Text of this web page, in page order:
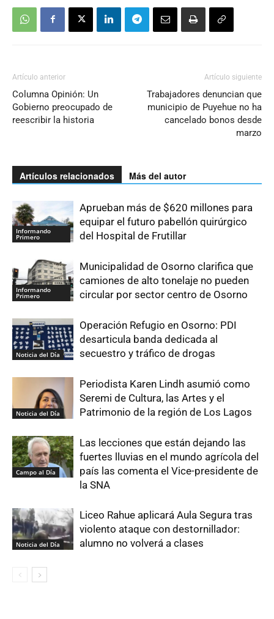
Artículo anterior
Columna Opinión: Un
Gobierno preocupado de
reescribir la historia
Artículo siguiente
Trabajadores denuncian que
municipio de Puyehue no ha
cancelado bonos desde
marzo
Artículos relacionados Más del autor
Informando
Primero
Aprueban más de $620 millones para
equipar el futuro pabellón quirúrgico
del Hospital de Frutillar
Informando
Primero
Municipalidad de Osorno clarifica que
camiones de alto tonelaje no pueden
circular por sector centro de Osorno
Noticia del Día
Operación Refugio en Osorno: PDI
desarticula banda dedicada al
secuestro y tráfico de drogas
Noticia del Día
Periodista Karen Lindh asumió como
Seremi de Cultura, las Artes y el
Patrimonio de la región de Los Lagos
Campo al Día
Las lecciones que están dejando las
fuertes lluvias en el mundo agrícola del
país las comenta el Vice-presidente de
la SNA
Noticia del Día
Liceo Rahue aplicará Aula Segura tras
violento ataque con destornillador:
alumno no volverá a clases